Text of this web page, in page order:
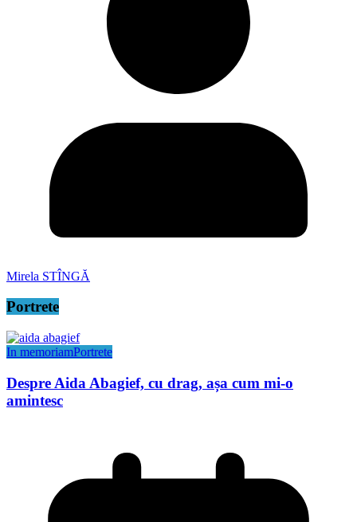
Mirela STÎNGĂ
Portrete
In memoriamPortrete
Despre Aida Abagief, cu drag, așa cum mi-o
amintesc